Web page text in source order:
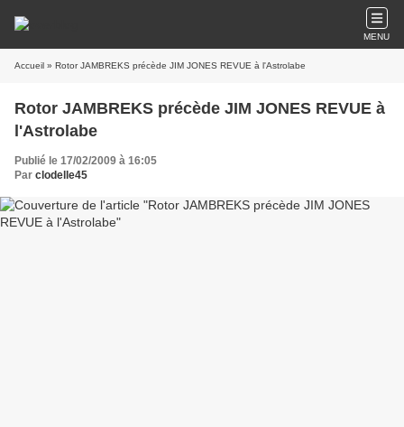
MENU
Accueil » Rotor JAMBREKS précède JIM JONES REVUE à l'Astrolabe
Rotor JAMBREKS précède JIM JONES REVUE à
l'Astrolabe
Publié le 17/02/2009 à 16:05
Par clodelle45